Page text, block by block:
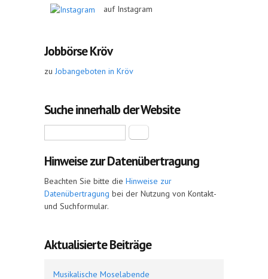
auf Instagram
Jobbörse Kröv
zu Jobangeboten in Kröv
Suche innerhalb der Website
Suche
Hinweise zur Datenübertragung
Beachten Sie bitte die Hinweise zur
Datenübertragung bei der Nutzung von Kontakt-
und Suchformular.
Aktualisierte Beiträge
Musikalische Moselabende